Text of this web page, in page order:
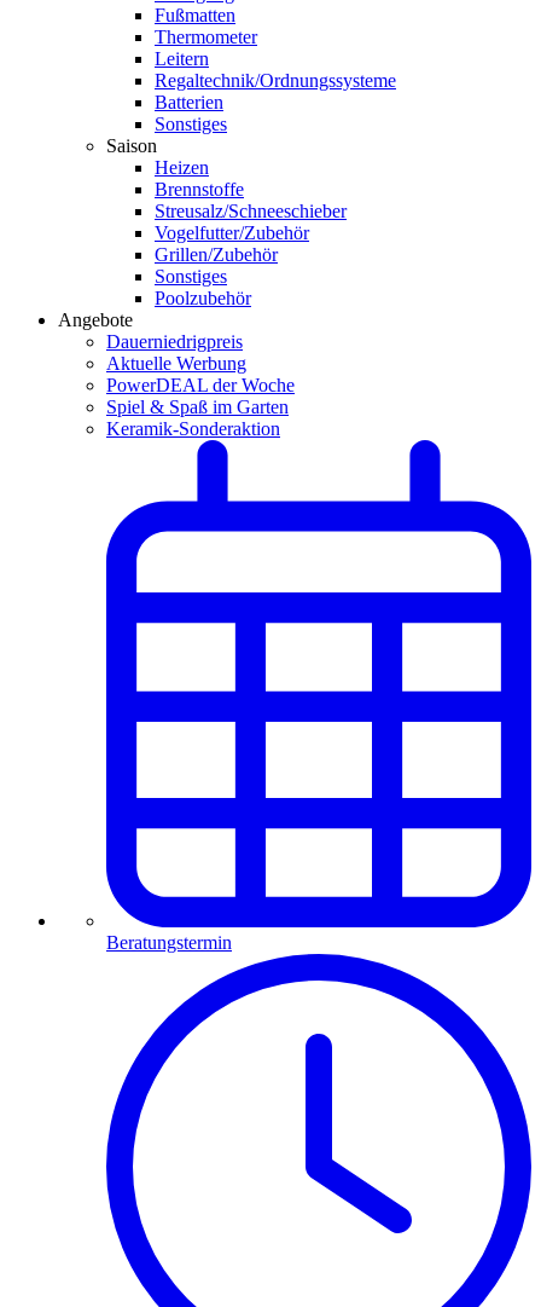
Fußmatten
Thermometer
Leitern
Regaltechnik/Ordnungssysteme
Batterien
Sonstiges
Saison
Heizen
Brennstoffe
Streusalz/Schneeschieber
Vogelfutter/Zubehör
Grillen/Zubehör
Sonstiges
Poolzubehör
Angebote
Dauerniedrigpreis
Aktuelle Werbung
PowerDEAL der Woche
Spiel & Spaß im Garten
Keramik-Sonderaktion
Beratungstermin